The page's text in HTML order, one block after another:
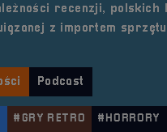
recenzji, polskich
z importem
Podcast
#GRY RETRO #HORRORY